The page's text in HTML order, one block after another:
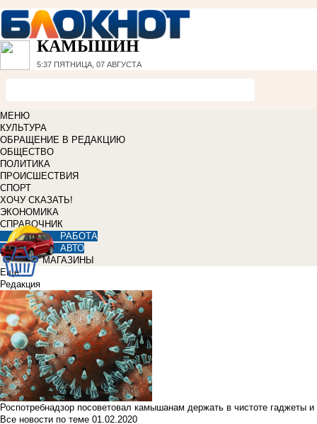
КАМЫШИН
5:37 ПЯТНИЦА, 07 АВГУСТА
МЕНЮ
КУЛЬТУРА
ОБРАЩЕНИЕ В РЕДАКЦИЮ
ОБЩЕСТВО
ПОЛИТИКА
ПРОИСШЕСТВИЯ
СПОРТ
ХОЧУ СКАЗАТЬ!
ЭКОНОМИКА
СПРАВОЧНИК
РАБОТА
АВТО
МАГАЗИНЫ
Еще
Редакция
Роспотребнадзор посоветовал камышанам держать в чистоте гаджеты
Все новости по теме 01.02.2020